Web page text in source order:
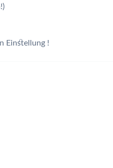
Einstellung !